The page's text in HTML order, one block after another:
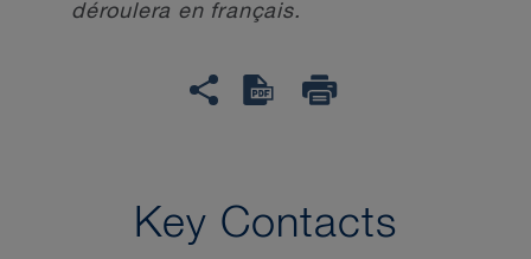
déroulera en français.
Key Contacts